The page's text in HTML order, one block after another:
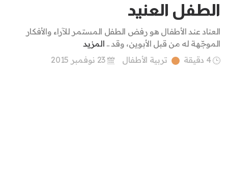
الطفل العنيد
العناد عند الأطفال هو رفض الطفل المستمر للآراء والأفكار
الموجّهة له من قبل الأبوين، وقد .. المزيد
4 دقيقة
تربية الأطفال 23 نوفمبر 2015